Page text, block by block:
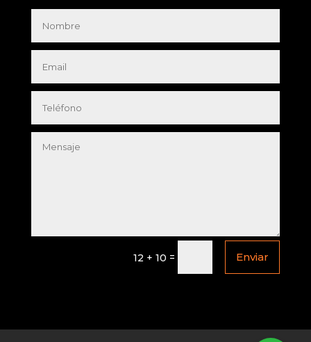
12 + 10 = Enviar